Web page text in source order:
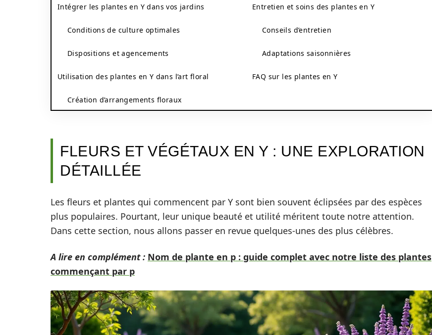
Intégrer les plantes en Y dans vos jardins
Conditions de culture optimales
Dispositions et agencements
Utilisation des plantes en Y dans l’art floral
Création d’arrangements floraux
Entretien et soins des plantes en Y
Conseils d’entretien
Adaptations saisonnières
FAQ sur les plantes en Y
FLEURS ET VÉGÉTAUX EN Y : UNE EXPLORATION
DÉTAILLÉE
Les fleurs et plantes qui commencent par Y sont bien souvent éclipsées par des espèces
plus populaires. Pourtant, leur unique beauté et utilité méritent toute notre attention.
Dans cette section, nous allons passer en revue quelques-unes des plus célèbres.
A lire en complément : Nom de plante en p : guide complet avec notre liste des plantes
commençant par p